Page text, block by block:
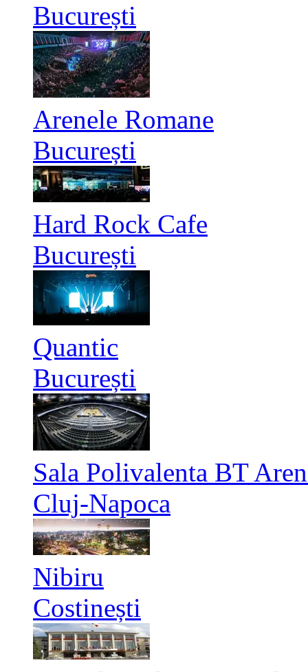
București
Arenele Romane
București
Hard Rock Cafe
București
Quantic
București
Sala Polivalenta BT
Cluj-Napoca
Nibiru
Costinești